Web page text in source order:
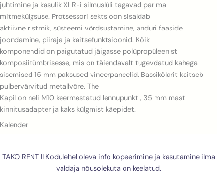
juhtimine ja kasulik XLR-i silmuslüli tagavad parima
mitmekülgsuse. Protsessori sektsioon sisaldab
aktiivne ristmik, süsteemi võrdsustamine, anduri faaside
joondamine, piiraja ja kaitsefunktsioonid. Kõik
komponendid on paigutatud jäigasse polüpropüleenist
komposiitümbrisesse, mis on täiendavalt tugevdatud kahega
sisemised 15 mm paksused vineerpaneelid. Bassikõlarit kaitseb
pulbervärvitud metallvõre. The
Kapil on neli M10 keermestatud lennupunkti, 35 mm masti
kinnitusadapter ja kaks külgmist käepidet.
Kalender
TAKO RENT II Kodulehel oleva info kopeerimine ja kasutamine ilma
valdaja nõusolekuta on keelatud.